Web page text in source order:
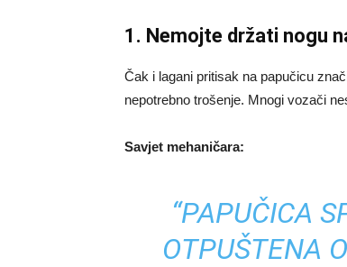
1. Nemojte držati nogu
Čak i lagani pritisak na papučicu
nepotrebno trošenje. Mnogi vozači
Savjet mehaničara:
“PAPUČICA
OTPUŠTENA